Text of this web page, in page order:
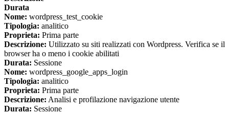
Durata
Nome: wordpress_test_cookie
Tipologia: analitico
Proprieta: Prima parte
Descrizione: Utilizzato su siti realizzati con Wordpress. Verifica se il
browser ha o meno i cookie abilitati
Durata: Sessione
Nome: wordpress_google_apps_login
Tipologia: analitico
Proprieta: Prima parte
Descrizione: Analisi e profilazione navigazione utente
Durata: Sessione